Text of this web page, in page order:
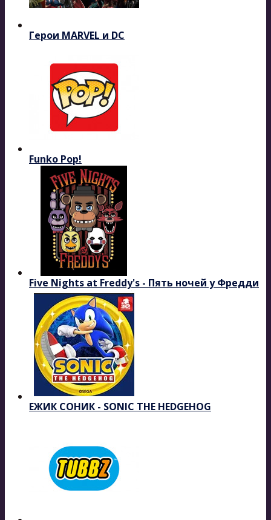
Герои MARVEL и DC
Funko Pop!
Five Nights at Freddy's - Пять ночей у Фредди
ЕЖИК СОНИК - SONIC THE HEDGEHOG